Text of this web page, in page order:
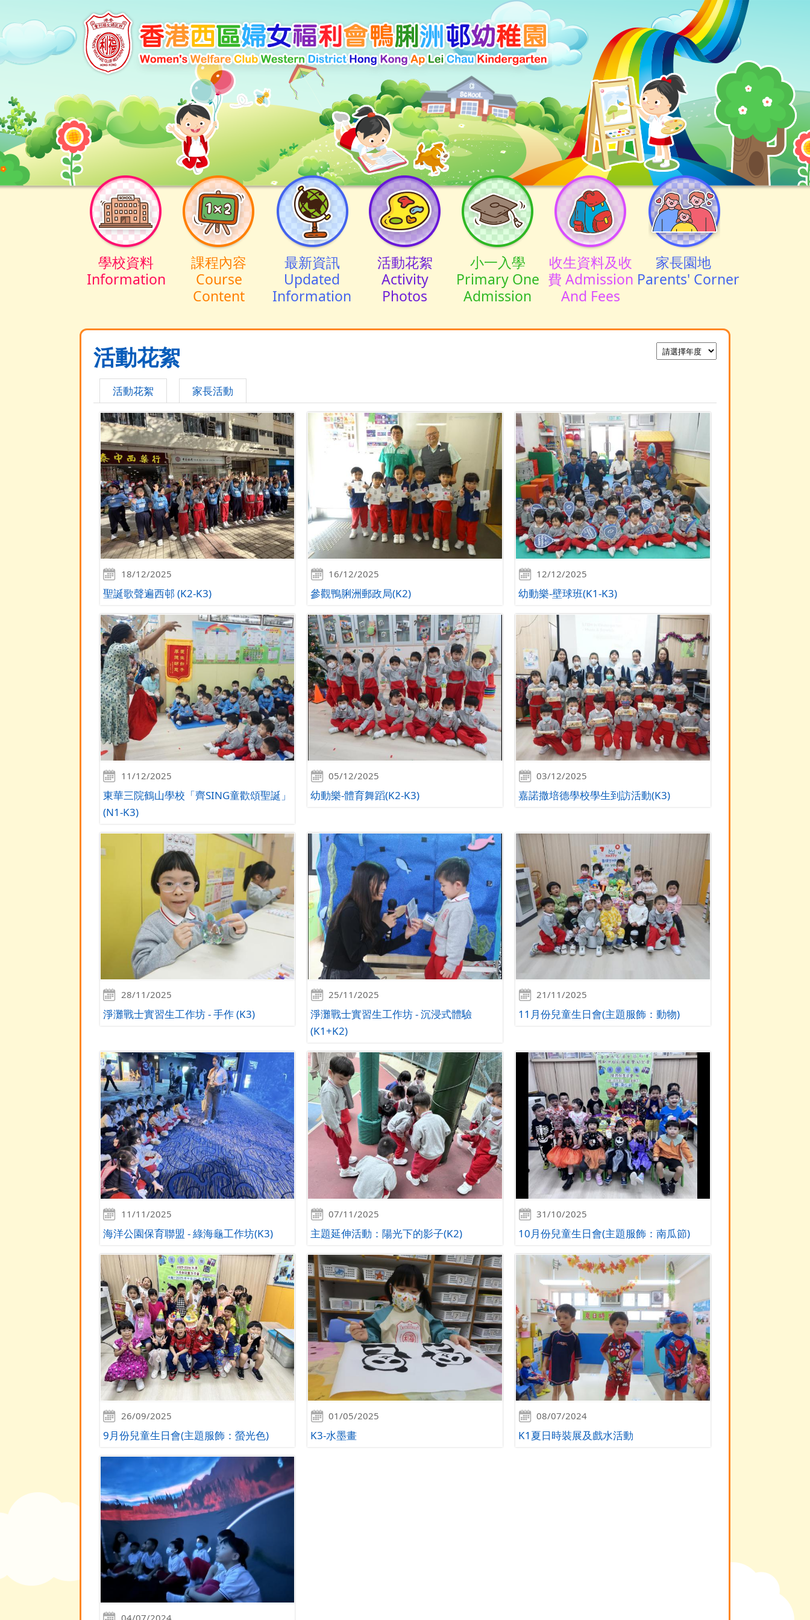
學校資料
Information
課程內容
Course
Content
最新資訊
Updated
Information
活動花絮
Activity
Photos
小一入學
Primary One
Admission
收生資料及收
費 Admission
And Fees
家長園地
Parents' Corner
活動花絮
活動花絮 家長活動
18/12/2025
聖誕歌聲遍西邨 (K2-K3)
16/12/2025
參觀鴨脷洲郵政局(K2)
12/12/2025
幼動樂-壁球班(K1-K3)
11/12/2025
東華三院鶴山學校「齊SING童歡頌聖誕」
(N1-K3)
05/12/2025
幼動樂-體育舞蹈(K2-K3)
03/12/2025
嘉諾撒培德學校學生到訪活動(K3)
28/11/2025
淨灘戰士實習生工作坊 - 手作 (K3)
25/11/2025
淨灘戰士實習生工作坊 - 沉浸式體驗
(K1+K2)
21/11/2025
11月份兒童生日會(主題服飾：動物)
11/11/2025
海洋公園保育聯盟 - 綠海龜工作坊(K3)
07/11/2025
主題延伸活動：陽光下的影子(K2)
31/10/2025
10月份兒童生日會(主題服飾：南瓜節)
26/09/2025
9月份兒童生日會(主題服飾：螢光色)
01/05/2025
K3-水墨畫
08/07/2024
K1夏日時裝展及戲水活動
04/07/2024